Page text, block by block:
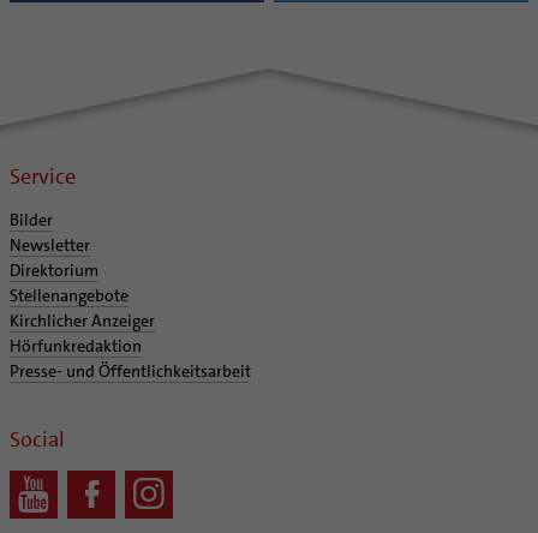
Service
Bilder
Newsletter
Direktorium
Stellenangebote
Kirchlicher Anzeiger
Hörfunkredaktion
Presse- und Öffentlichkeitsarbeit
Social